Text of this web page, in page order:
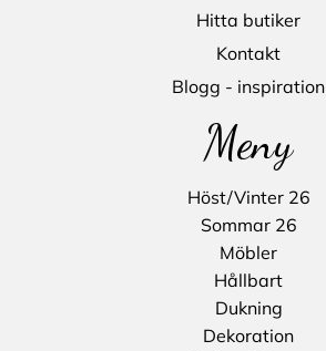
Hitta butiker
Kontakt
Blogg - inspiration
Meny
Höst/Vinter 26
Sommar 26
Möbler
Hållbart
Dukning
Dekoration